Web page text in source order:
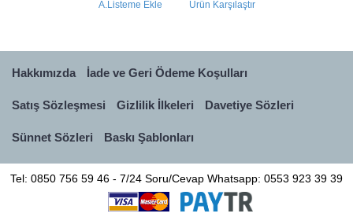
A.Listeme Ekle Ürün Karşılaştır
Hakkımızda İade ve Geri Ödeme Koşulları
Satış Sözleşmesi Gizlilik İlkeleri Davetiye Sözleri
Sünnet Sözleri Baskı Şablonları
Tel: 0850 756 59 46 - 7/24 Soru/Cevap Whatsapp: 0553 923 39 39